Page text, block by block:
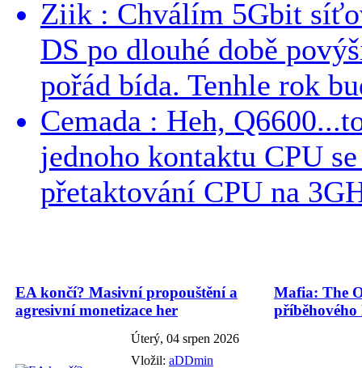
Ziik : Chválím 5Gbit
DS po dlouhé době
pořád bída. Tenhle rok
Cemada : Heh,
jednoho kontaktu CPU
přetaktování CPU na
EA končí? Masivní propouštění a
agresivní monetizace her
Úterý, 04 srpen 2026
Vložil: aDDmin
Mafia: The